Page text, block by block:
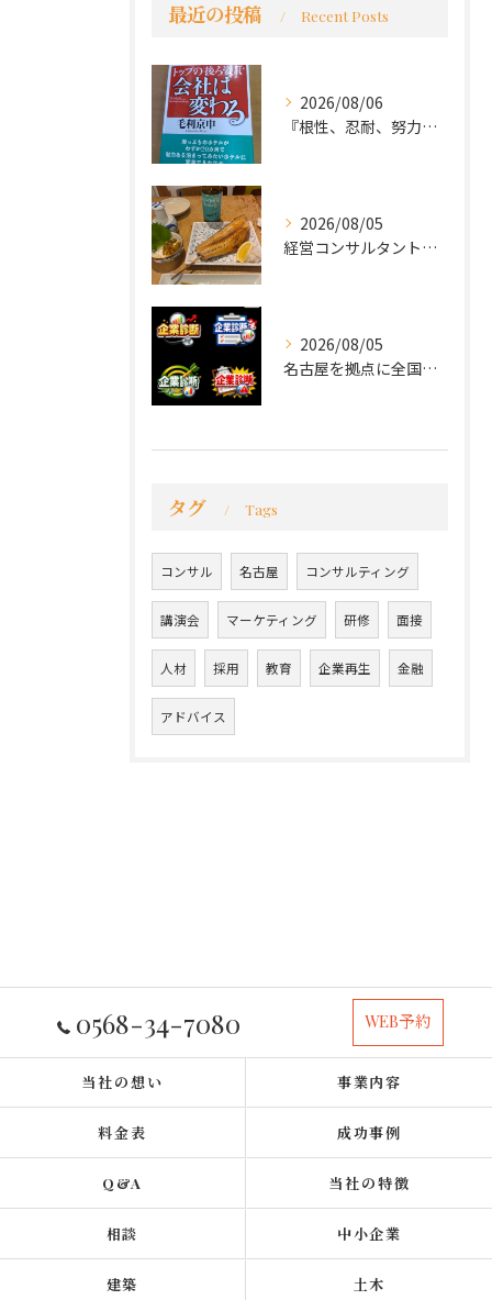
最近の投稿 Recent Posts
2026/08/06
『根性、忍耐、努力という言葉は死語なのか』
2026/08/05
経営コンサルタントのモーちゃん・毛利京申です。
2026/08/05
名古屋を拠点に全国で活動する 経営コンサルタントの 毛利京申...
タグ Tags
コンサル 名古屋 コンサルティング
講演会 マーケティング 研修 面接
人材 採用 教育 企業再生 金融
アドバイス
0568-34-7080 WEB予約
当社の想い 事業内容
料金表 成功事例
Q&A 当社の特徴
相談 中小企業
建築 土木